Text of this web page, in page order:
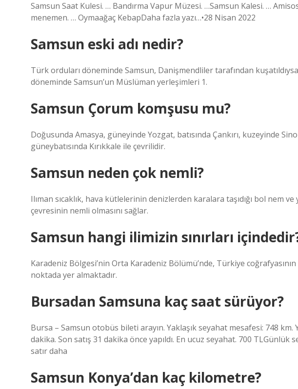
Samsun Saat Kulesi. … Bandırma Vapur Müzesi. …Samsun Kalesi. …
menemen. … Oymaağaç KebapDaha fazla yazı…•28 Nisan 2022
Samsun eski adı nedir?
Türk orduları döneminde Samsun, Danişmendliler tarafından
döneminde Samsun’un Müslüman yerleşimleri 1.
Samsun Çorum komşusu mu?
Doğusunda Amasya, güneyinde Yozgat, batısında Çankırı, kuzeyinde
güneybatısında Kırıkkale ile çevrilidir.
Samsun neden çok nemli?
Ilıman sıcaklık, hava kütlelerinin denizlerden karalara taşıdığı bol nem
çevresinin nemli olmasını sağlar.
Samsun hangi ilimizin sınırları
Karadeniz Bölgesi’nin Orta Karadeniz Bölümü’nde, Türkiye
noktada yer almaktadır.
Bursadan Samsuna kaç saat sürüyor?
Bursa – Samsun otobüs bileti arayın. Yaklaşık seyahat mesafesi: 748 km.
dakika. Son satış 31 dakika önce yapıldı. En ucuz seyahat. 700 TLGünlük
satır daha
Samsun Konya’dan kaç kilometre?